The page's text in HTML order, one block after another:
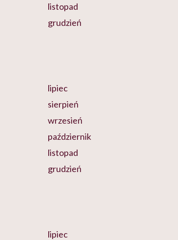
listopad
grudzień
lipiec
sierpień
wrzesień
październik
listopad
grudzień
lipiec